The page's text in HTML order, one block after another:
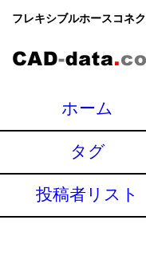
フレキシブルホースコネ
ホーム
タグ
投稿者リスト